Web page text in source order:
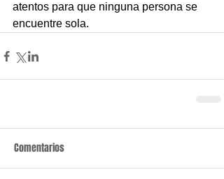
atentos para que ninguna persona se
encuentre sola.
Comentarios